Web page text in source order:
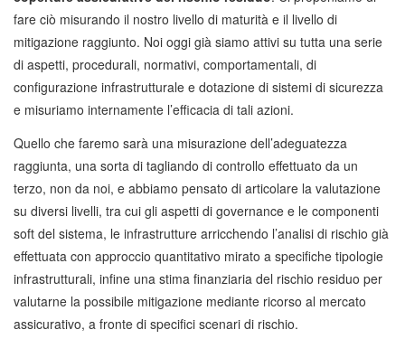
fare ciò misurando il nostro livello di maturità e il livello di
mitigazione raggiunto. Noi oggi già siamo attivi su tutta una serie
di aspetti, procedurali, normativi, comportamentali, di
configurazione infrastrutturale e dotazione di sistemi di sicurezza
e misuriamo internamente l’efficacia di tali azioni.
Quello che faremo sarà una misurazione dell’adeguatezza
raggiunta, una sorta di tagliando di controllo effettuato da un
terzo, non da noi, e abbiamo pensato di articolare la valutazione
su diversi livelli, tra cui gli aspetti di governance e le componenti
soft del sistema, le infrastrutture arricchendo l’analisi di rischio già
effettuata con approccio quantitativo mirato a specifiche tipologie
infrastrutturali, infine una stima finanziaria del rischio residuo per
valutarne la possibile mitigazione mediante ricorso al mercato
assicurativo, a fronte di specifici scenari di rischio.